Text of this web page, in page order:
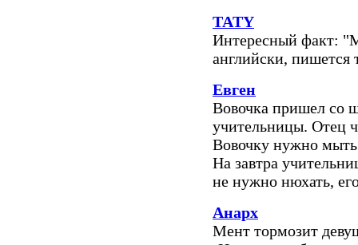
TATY
Интересный факт:
английски, пишется
Евген
Вовочка пришел со
учительницы. Отец
Вовочку нужно
На завтра
не нужно нюхать,
Анарх
Мент тормозит